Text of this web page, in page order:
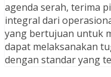
agenda serah, terima
integral dari
yang bertujuan untuk
dapat melaksanakan
dengan standar yang